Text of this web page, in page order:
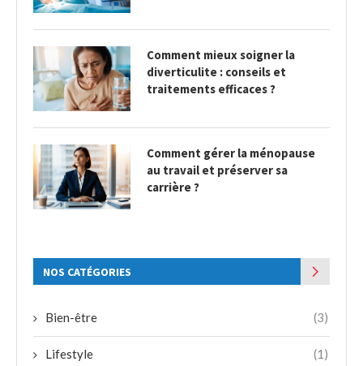
Comment mieux soigner la
diverticulite : conseils et
traitements efficaces ?
Comment gérer la ménopause
au travail et préserver sa
carrière ?
NOS CATÉGORIES
Bien-être (3)
Lifestyle (1)